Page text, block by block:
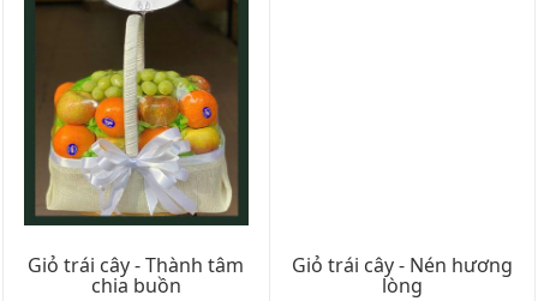
Giỏ trái cây - Thành tâm
chia buồn
Giỏ trái cây - Nén hương
lòng